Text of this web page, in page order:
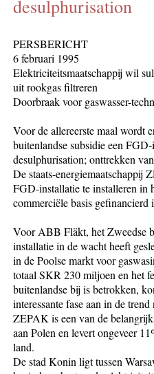
desulphurisation
PERSBERICHT
6 februari 1995
Elektriciteitsmaatschappij wil
uit rookgas filtreren
Doorbraak voor gaswasser-
Voor de allereerste maal wordt
buitenlandse subsidie een
desulphurisation; onttrekken
De staats-energiemaatschappij
FGD-installatie te installeren in
commerciële basis gefinancierd
Voor ABB Fläkt, het Zweedse
installatie in de wacht heeft
in de Poolse markt voor
totaal SKR 230 miljoen en het
buitenlandse bij is betrokken,
interessante fase aan in de
ZEPAK is een van de
aan Polen en levert ongeveer
land.
De stad Konin ligt tussen